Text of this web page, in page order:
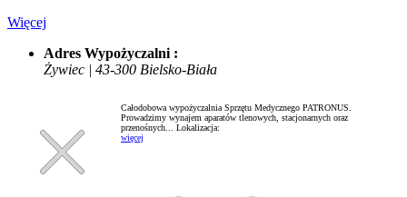
Więcej
Adres Wypożyczalni :
Żywiec | 43-300 Bielsko-Biała
Całodobowa wypożyczalnia Sprzętu Medycznego PATRONUS.
Prowadzimy wynajem aparatów tlenowych, stacjonarnych oraz
przenośnych... Lokalizacja:
więcej